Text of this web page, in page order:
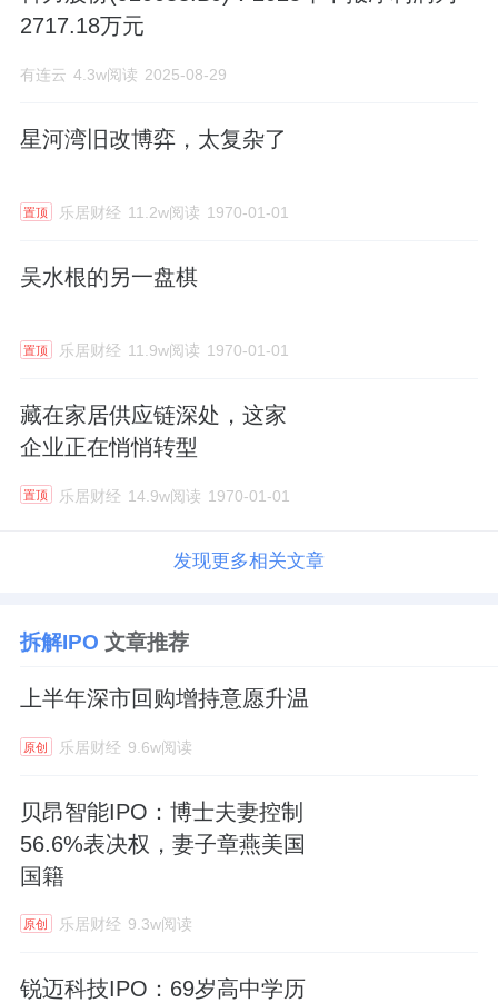
2717.18万元
有连云 4.3w阅读 2025-08-29
星河湾旧改博弈，太复杂了
置顶 乐居财经 11.2w阅读 1970-01-01
吴水根的另一盘棋
置顶 乐居财经 11.9w阅读 1970-01-01
藏在家居供应链深处，这家
企业正在悄悄转型
置顶 乐居财经 14.9w阅读 1970-01-01
发现更多相关文章
拆解IPO 文章推荐
上半年深市回购增持意愿升温
原创 乐居财经 9.6w阅读
贝昂智能IPO：博士夫妻控制
56.6%表决权，妻子章燕美国
国籍
原创 乐居财经 9.3w阅读
锐迈科技IPO：69岁高中学历